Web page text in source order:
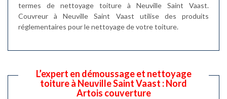
termes de nettoyage toiture à Neuville Saint Vaast.
Couvreur à Neuville Saint Vaast utilise des produits
réglementaires pour le nettoyage de votre toiture.
L’expert en démoussage et nettoyage
toiture à Neuville Saint Vaast : Nord
Artois couverture